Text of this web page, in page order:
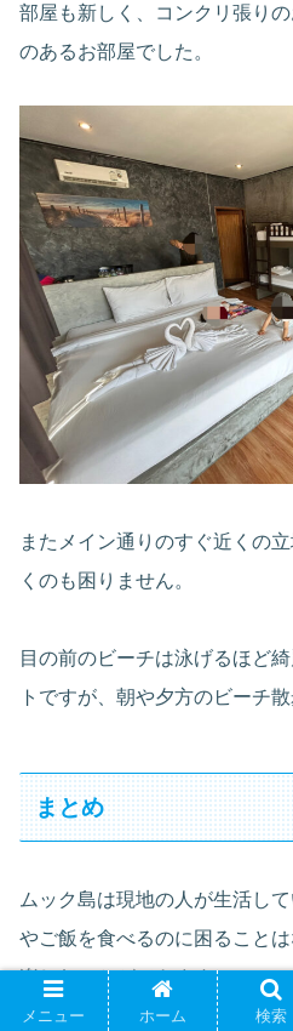
部屋も新しく、コンクリ張り
のあるお部屋でした。
またメイン通りのすぐ近くの
くのも困りません。
目の前のビーチは泳げるほど
トですが、朝や夕方のビーチ
まとめ
ムック島は現地の人が生活し
やご飯を食べるのに困ること
楽しむことができます。
メニュー ホーム 検索